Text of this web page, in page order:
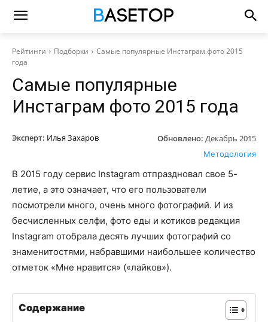
Рейтинги Подборки
Самые популярные Инстаграм фото 2015
года
Самые популярные
Инстаграм фото 2015 года
Эксперт: Илья Захаров Обновлено: Декабрь 2015
Методология
В 2015 году сервис Instagram отпраздновал свое 5-
летие, а это означает, что его пользователи
посмотрели много, очень много фотографий. И из
бесчисленных селфи, фото еды и котиков редакция
Instagram отобрала десять лучших фотографий со
знаменитостями, набравшими наибольшее количество
отметок «Мне нравится» («лайков»).
Содержание